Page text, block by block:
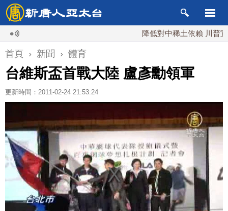
降低對中稀土依賴 川普宣布礦
首頁 › 新聞 › 體育
台維斯盃首戰大陸 盧彥勳領軍
更新時間：2011-02-24 21:53:24